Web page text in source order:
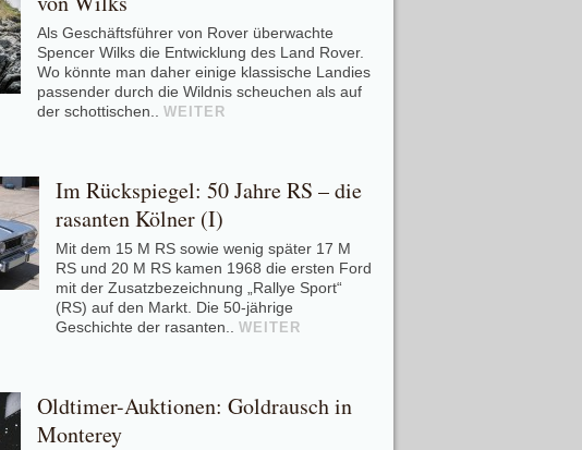
Als Geschäftsführer von Rover überwachte
Spencer Wilks die Entwicklung des Land Rover.
Wo könnte man daher einige klassische Landies
passender durch die Wildnis scheuchen als auf
der schottischen.. WEITER
Im Rückspiegel: 50 Jahre RS – die
rasanten Kölner (I)
Mit dem 15 M RS sowie wenig später 17 M
RS und 20 M RS kamen 1968 die ersten Ford
mit der Zusatzbezeichnung „Rallye Sport“
(RS) auf den Markt. Die 50-jährige
Geschichte der rasanten.. WEITER
Oldtimer-Auktionen: Goldrausch in
Monterey